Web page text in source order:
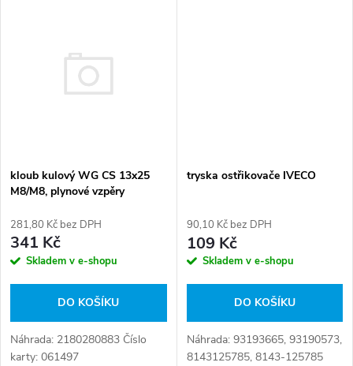
kloub kulový WG CS 13x25
M8/M8, plynové vzpěry
281,80 Kč bez DPH
341 Kč
Skladem v e-shopu
DO KOŠÍKU
Náhrada: 2180280883 Číslo
karty: 061497
tryska ostřikovače IVECO
90,10 Kč bez DPH
109 Kč
Skladem v e-shopu
DO KOŠÍKU
Náhrada: 93193665, 93190573,
8143125785, 8143-125785